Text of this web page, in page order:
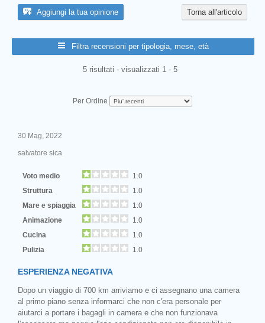
Aggiungi la tua opinione Torna all'articolo
Filtra recensioni per tipologia, mese, età
5 risultati - visualizzati 1 - 5
Per Ordine
30 Mag, 2022
salvatore sica
Voto medio
1.0
Struttura
1.0
Mare e spiaggia
1.0
Animazione
1.0
Cucina
1.0
Pulizia
1.0
ESPERIENZA NEGATIVA
Dopo un viaggio di 700 km arriviamo e ci assegnano una camera
al primo piano senza informarci che non c'era personale per
aiutarci a portare i bagagli in camera e che non funzionava